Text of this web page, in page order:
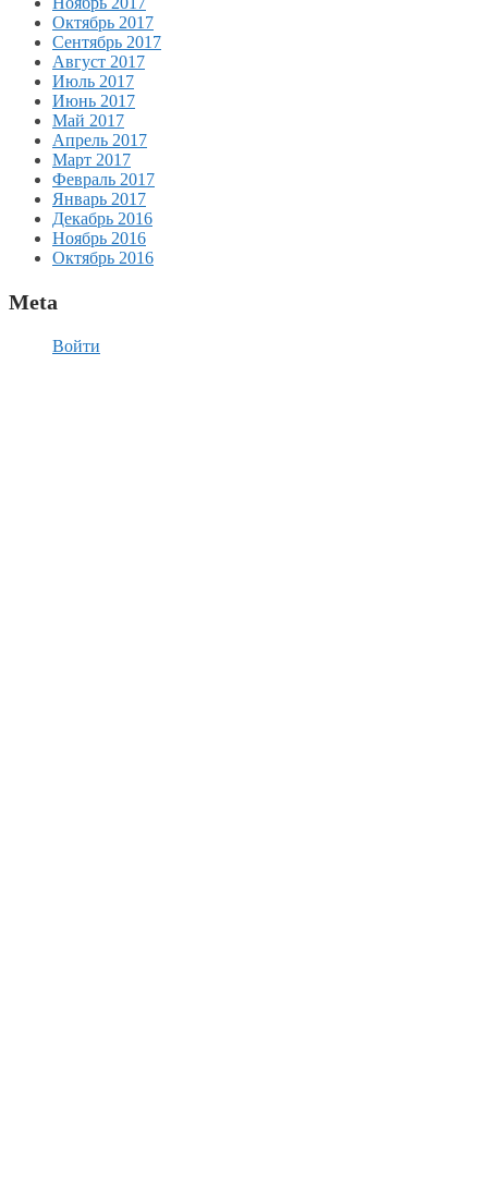
Октябрь 2017
Сентябрь 2017
Август 2017
Июль 2017
Июнь 2017
Май 2017
Апрель 2017
Март 2017
Февраль 2017
Январь 2017
Декабрь 2016
Ноябрь 2016
Октябрь 2016
Meta
Войти